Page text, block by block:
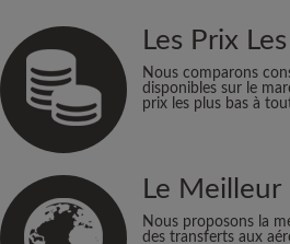
Les Prix
Nous comparons
disponibles sur le
prix les plus bas à
Le Meilleur
Nous proposons la
des transferts aux